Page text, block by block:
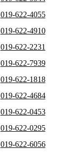
019-622-4055
019-622-4910
019-622-2231
019-622-7939
019-622-1818
019-622-4684
019-622-0453
019-622-0295
019-622-6056